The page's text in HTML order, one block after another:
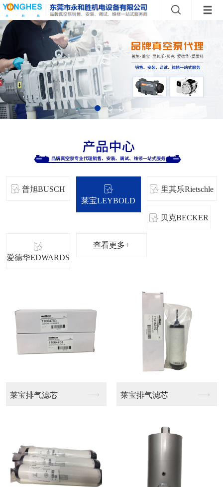
普旭BUSCH
莱宝LEYBOLD
里其乐Rietschle
贝克BECKER
爱德华EDWARDS
查看更多+
里其乐排气滤芯 里其乐真空泵V-VC...